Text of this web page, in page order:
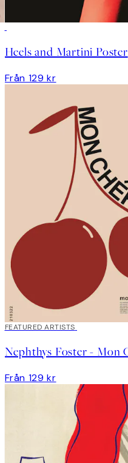
Heels and Martini Poster
Från 129 kr
FEATURED ARTISTS
Från 129 kr